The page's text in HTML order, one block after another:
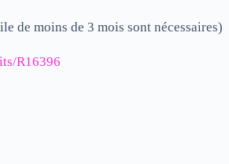
de moins de 3 mois sont nécessaires)
R16396